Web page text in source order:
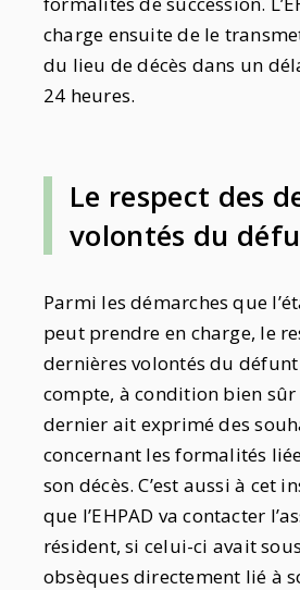
charge ensuite de le
du lieu de décès dans un
24 heures.
Le respect des
volontés du
Parmi les démarches que
peut prendre en charge, le
dernières volontés du
compte, à condition bien sûr
dernier ait exprimé des
concernant les formalités
son décès. C’est aussi à cet
que l’EHPAD va contacter
résident, si celui-ci avait
obsèques directement lié à